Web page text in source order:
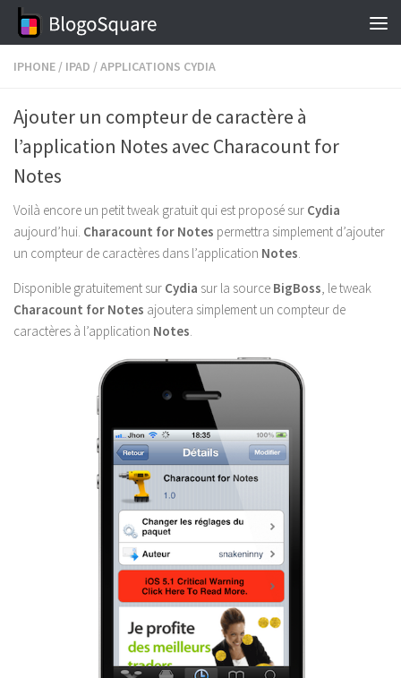
Skip to content
IPHONE / IPAD /APPLICATIONS CYDIA
Ajouter un compteur de caractère à
l’application Notes avec Characount for
Notes
Voilà encore un petit tweak gratuit qui est proposé sur Cydia
aujourd’hui. Characount for Notes permettra simplement d’ajouter
un compteur de caractères dans l’application Notes.
Disponible gratuitement sur Cydia sur la source BigBoss, le tweak
Characount for Notes ajoutera simplement un compteur de
caractères à l’application Notes.